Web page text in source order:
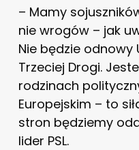
– Mamy
nie wrogów – jak
Nie będzie odnowy
Trzeciej Drogi.
rodzinach
Europejskim – to
stron będziemy
lider PSL.